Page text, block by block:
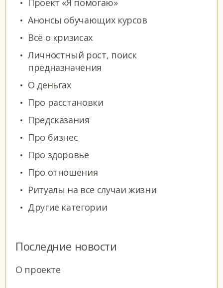
Проект «Я помогаю»
Анонсы обучающих курсов
Всё о кризисах
Личностный рост, поиск
предназначения
О деньгах
Про расстановки
Предсказания
Про бизнес
Про здоровье
Про отношения
Ритуалы на все случаи жизни
Другие категории
Последние новости
О проекте